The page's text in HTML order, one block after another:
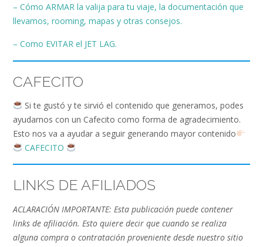
– Cómo ARMAR la valija para tu viaje, la documentación que
llevamos, rooming, mapas y otras consejos.
– Como EVITAR el JET LAG.
CAFECITO
Si te gustó y te sirvió el contenido que generamos, podes
ayudarnos con un Cafecito como forma de agradecimiento.
Esto nos va a ayudar a seguir generando mayor contenido
CAFECITO
LINKS DE AFILIADOS
ACLARACIÓN IMPORTANTE: Esta publicación puede contener
links de afiliación. Esto quiere decir que cuando se realiza
alguna compra o contratación proveniente desde nuestro sitio